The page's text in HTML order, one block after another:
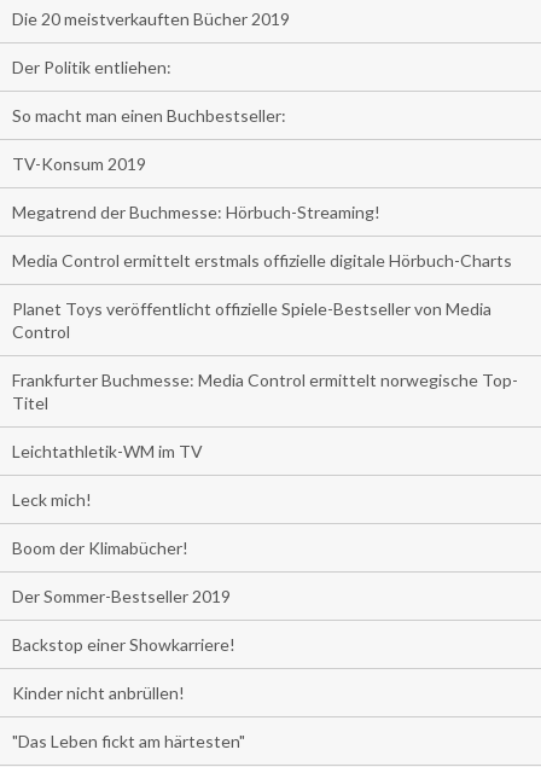
Die 20 meistverkauften Bücher 2019
Der Politik entliehen:
So macht man einen Buchbestseller:
TV-Konsum 2019
Megatrend der Buchmesse: Hörbuch-Streaming!
Media Control ermittelt erstmals offizielle digitale Hörbuch-Charts
Planet Toys veröffentlicht offizielle Spiele-Bestseller von Media
Control
Frankfurter Buchmesse: Media Control ermittelt norwegische Top-
Titel
Leichtathletik-WM im TV
Leck mich!
Boom der Klimabücher!
Der Sommer-Bestseller 2019
Backstop einer Showkarriere!
Kinder nicht anbrüllen!
"Das Leben fickt am härtesten"